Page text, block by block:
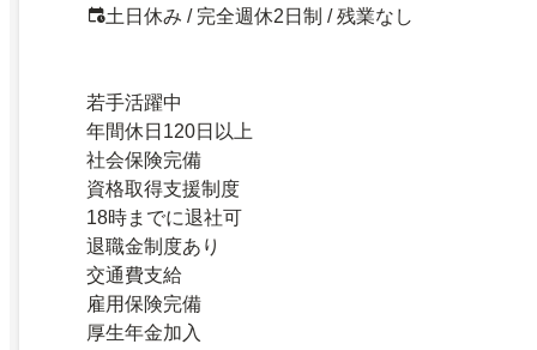
土日休み / 完全週休2日制 / 残業なし
若手活躍中
年間休日120日以上
社会保険完備
資格取得支援制度
18時までに退社可
退職金制度あり
交通費支給
雇用保険完備
厚生年金加入